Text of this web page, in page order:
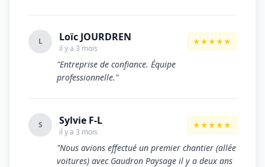
L Loïc JOURDREN
il y a 3 mois
★★★★★
"Entreprise de confiance. Équipe
professionnelle."
S Sylvie F-L
il y a 3 mois
★★★★★
"Nous avions effectué un premier chantier (allée
voitures) avec Gaudron Paysage il y a deux ans